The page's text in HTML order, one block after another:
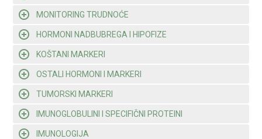
MONITORING TRUDNOĆE
HORMONI NADBUBREGA I HIPOFIZE
KOŠTANI MARKERI
OSTALI HORMONI I MARKERI
TUMORSKI MARKERI
IMUNOGLOBULINI I SPECIFIČNI PROTEINI
IMUNOLOGIJA